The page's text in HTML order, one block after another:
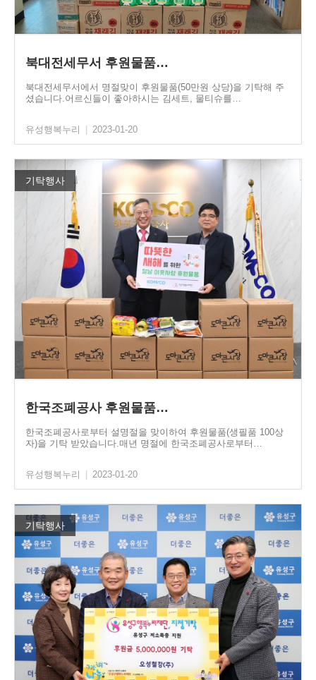
북대전세무서 후원물품…
북대전세무서에서 명절맞이 후원물품(50만원 상당)을 기탁해 주
셨습니다.어르신들이 좋아하시는 김세트, 물티슈를…
유성행복누리 2023-01-20
기탁행사
한국조폐공사 후원물품…
한국조폐공사로부터 설명절을 맞이하여 후원물품(생필품 100상
자)을 기탁 받았습니다.매년 명절에 한국조폐공사로부터…
유성행복누리 2023-01-20
기탁행사